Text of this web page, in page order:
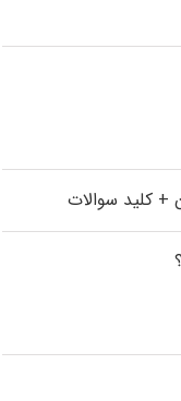
+ کلید سوالات